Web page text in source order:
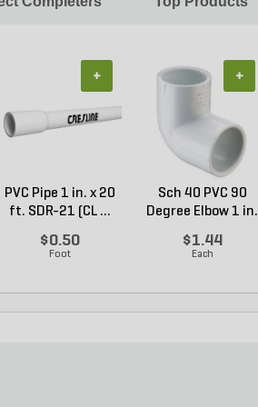
PVC Pipe 1 in. x 20
ft. SDR-21 (CL ...
$0.50
Foot
+
Sch 40 PVC 90
Degree Elbow 1 in.
$1.44
Each
+